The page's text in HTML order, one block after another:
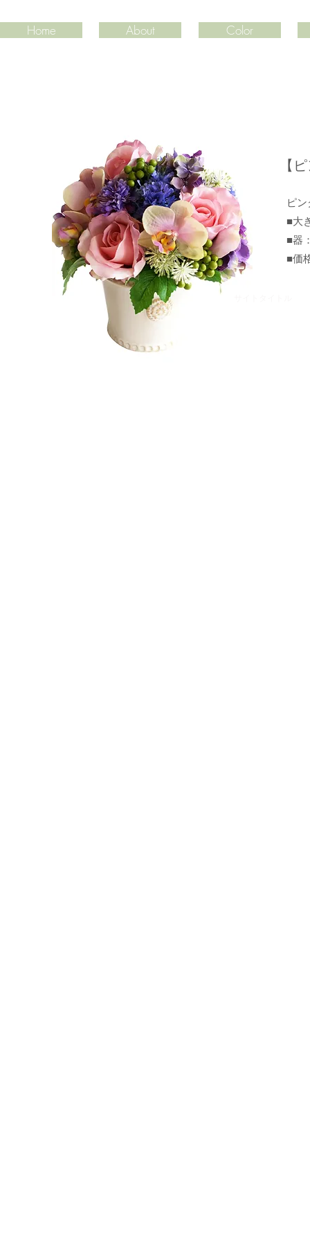
Home About Color
【
ピ
■大
■器
​■価